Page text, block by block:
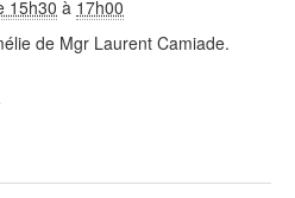
15h30 à 17h00
de Mgr Laurent Camiade.